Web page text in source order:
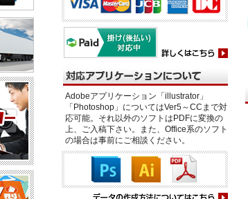
Adobeアプリケーション「illustrator」
「Photoshop」についてはVer5～CCまで対
応可能。それ以外のソフトはPDFに変換の
上、ご入稿下さい。また、Office系のソフト
の場合は事前にご相談ください。